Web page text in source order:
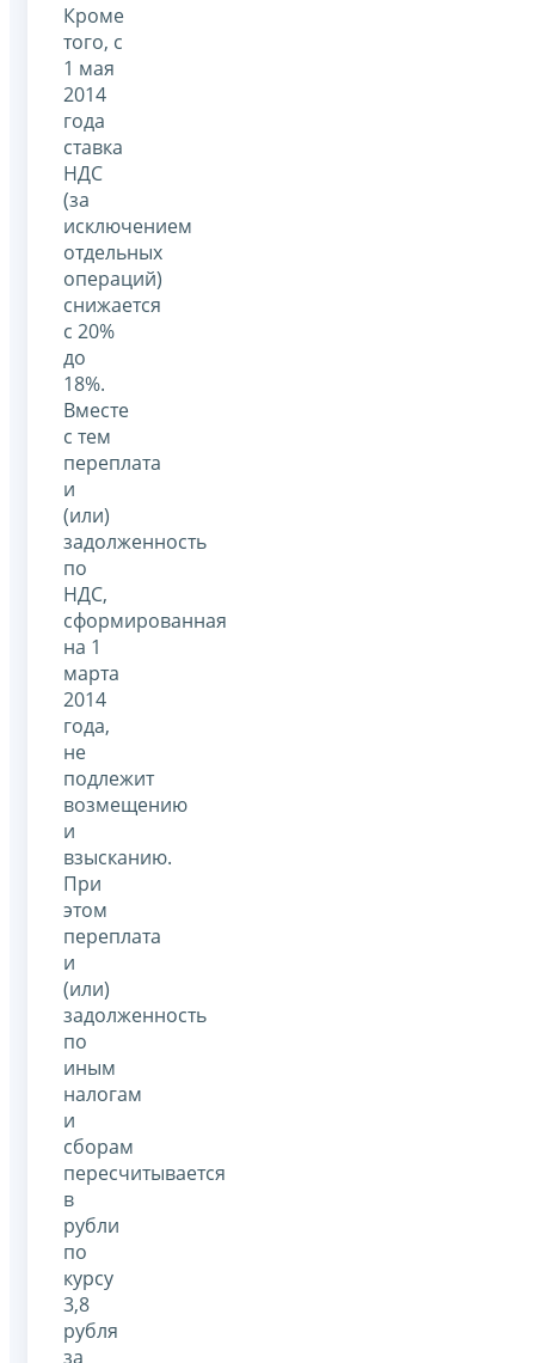
Кроме
того, с
1 мая
2014
года
ставка
НДС
(за
исключением
отдельных
операций)
снижается
с 20%
до
18%.
Вместе
с тем
переплата
и
(или)
задолженность
по
НДС,
сформированная
на 1
марта
2014
года,
не
подлежит
возмещению
и
взысканию.
При
этом
переплата
и
(или)
задолженность
по
иным
налогам
и
сборам
пересчитывается
в
рубли
по
курсу
3,8
рубля
за